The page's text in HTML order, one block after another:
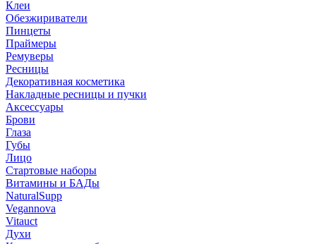
Клеи
Обезжириватели
Пинцеты
Праймеры
Ремуверы
Ресницы
Декоративная косметика
Накладные ресницы и пучки
Аксессуары
Брови
Глаза
Губы
Лицо
Стартовые наборы
Витамины и БАДы
NaturalSupp
Vegannova
Vitauct
Духи